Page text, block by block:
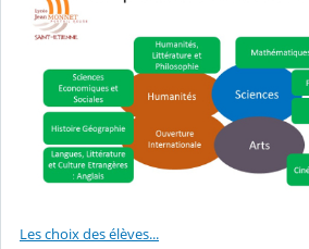
Les choix des élèves...